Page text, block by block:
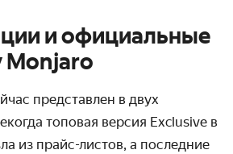
и официальные
Monjaro
представлен в двух
топовая версия Exclusive в
из прайс-листов, а последние